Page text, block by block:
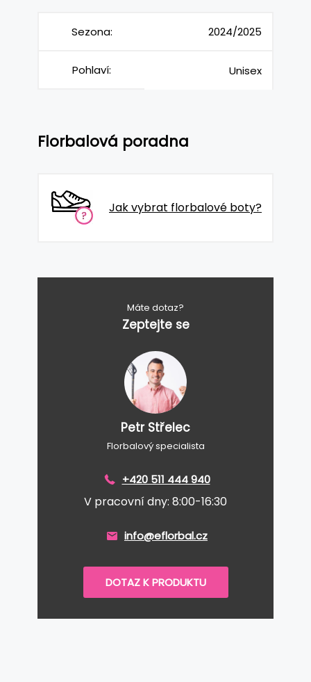
Sezona: 2024/2025
Pohlaví: Unisex
Florbalová poradna
Jak vybrat florbalové boty?
Máte dotaz?
Zeptejte se
Petr Střelec
Florbalový specialista
+420 511 444 940
V pracovní dny: 8:00-16:30
info@eflorbal.cz
DOTAZ K PRODUKTU